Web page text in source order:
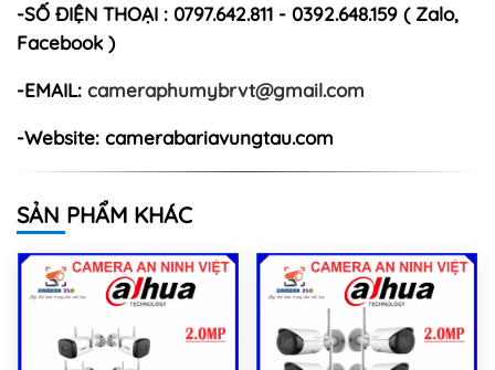
-SỐ ĐIỆN THOẠI : 0797.642.811 - 0392.648.159 ( Zalo,
Facebook )
-EMAIL: cameraphumybrvt@gmail.com
-Website: camerabariavungtau.com
SẢN PHẨM KHÁC